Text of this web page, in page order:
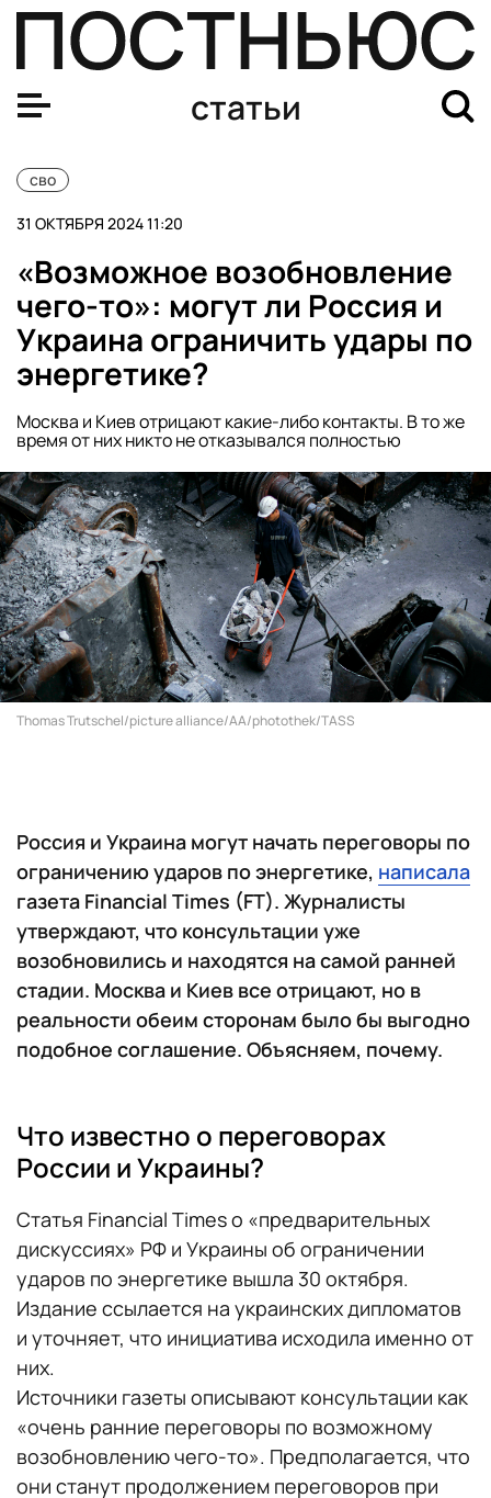
статьи
сво
31 ОКТЯБРЯ 2024 11:20
«Возможное возобновление
чего-то»: могут ли Россия и
Украина ограничить удары по
энергетике?
Москва и Киев отрицают какие-либо контакты. В то же
время от них никто не отказывался полностью
Thomas Trutschel/picture alliance/AA/photothek/TASS
Россия и Украина могут начать переговоры по
ограничению ударов по энергетике, написала
газета Financial Times (FT). Журналисты
утверждают, что консультации уже
возобновились и находятся на самой ранней
стадии. Москва и Киев все отрицают, но в
реальности обеим сторонам было бы выгодно
подобное соглашение. Объясняем, почему.
Что известно о переговорах
России и Украины?
Статья Financial Times о «предварительных
дискуссиях» РФ и Украины об ограничении
ударов по энергетике вышла 30 октября.
Издание ссылается на украинских дипломатов
и уточняет, что инициатива исходила именно от
них.
Источники газеты описывают консультации как
«очень ранние переговоры по возможному
возобновлению чего-то». Предполагается, что
они станут продолжением переговоров при
Наступление ВС РФ на Покровск: ситуация на